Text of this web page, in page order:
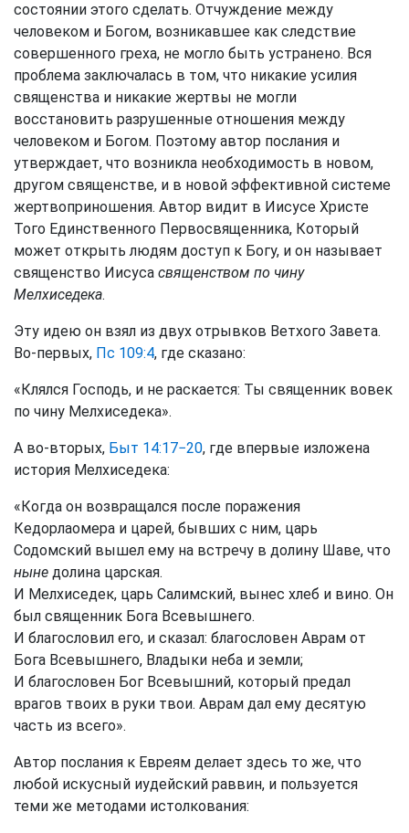
состоянии этого сделать. Отчуждение между
человеком и Богом, возникавшее как следствие
совершенного греха, не могло быть устранено. Вся
проблема заключалась в том, что никакие усилия
священства и никакие жертвы не могли
восстановить разрушенные отношения между
человеком и Богом. Поэтому автор послания и
утверждает, что возникла необходимость в новом,
другом священстве, и в новой эффективной системе
жертвоприношения. Автор видит в Иисусе Христе
Того Единственного Первосвященника, Который
может открыть людям доступ к Богу, и он называет
священство Иисуса священством по чину
Мелхиседека.
Эту идею он взял из двух отрывков Ветхого Завета.
Во-первых, Пс 109:4, где сказано:
«Клялся Господь, и не раскается: Ты священник вовек
по чину Мелхиседека».
А во-вторых, Быт 14:17−20, где впервые изложена
история Мелхиседека:
«Когда он возвращался после поражения
Кедорлаомера и царей, бывших с ним, царь
Содомский вышел ему на встречу в долину Шаве, что
ныне долина царская.
И Мелхиседек, царь Салимский, вынес хлеб и вино. Он
был священник Бога Всевышнего.
И благословил его, и сказал: благословен Аврам от
Бога Всевышнего, Владыки неба и земли;
И благословен Бог Всевышний, который предал
врагов твоих в руки твои. Аврам дал ему десятую
часть из всего».
Автор послания к Евреям делает здесь то же, что
любой искусный иудейский раввин, и пользуется
теми же методами истолкования: